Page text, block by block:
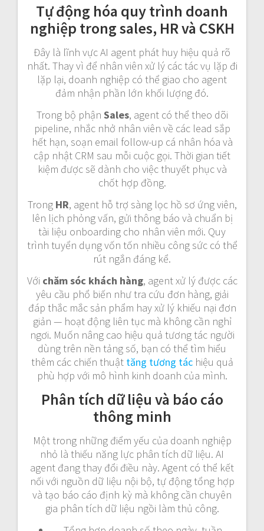
Tự động hóa quy trình doanh
nghiệp trong sales, HR và CSKH
Đây là lĩnh vực AI agent phát huy hiệu quả rõ
nhất. Thay vì để nhân viên xử lý các tác vụ lặp đi
lặp lại, doanh nghiệp có thể giao cho agent
đảm nhận phần lớn khối lượng đó.
Trong bộ phận Sales, agent có thể theo dõi
pipeline, nhắc nhở nhân viên về các lead sắp
hết hạn, soạn email follow-up cá nhân hóa và
cập nhật CRM sau mỗi cuộc gọi. Thời gian tiết
kiệm được sẽ dành cho việc thuyết phục và
chốt hợp đồng.
Trong HR, agent hỗ trợ sàng lọc hồ sơ ứng viên,
lên lịch phỏng vấn, gửi thông báo và chuẩn bị
tài liệu onboarding cho nhân viên mới. Quy
trình tuyển dụng vốn tốn nhiều công sức có thể
rút ngắn đáng kể.
Với chăm sóc khách hàng, agent xử lý được các
yêu cầu phổ biến như tra cứu đơn hàng, giải
đáp thắc mắc sản phẩm hay xử lý khiếu nại đơn
giản — hoạt động liên tục mà không cần nghỉ
ngơi. Muốn nâng cao hiệu quả tương tác người
dùng trên nền tảng số, bạn có thể tìm hiểu
thêm các chiến thuật tăng tương táchiệu quả
phù hợp với mô hình kinh doanh của mình.
Phân tích dữ liệu và báo cáo
thông minh
Một trong những điểm yếu của doanh nghiệp
nhỏ là thiếu năng lực phân tích dữ liệu. AI
agent đang thay đổi điều này. Agent có thể kết
nối với nguồn dữ liệu nội bộ, tự động tổng hợp
và tạo báo cáo định kỳ mà không cần chuyên
gia phân tích dữ liệu ngồi làm thủ công.